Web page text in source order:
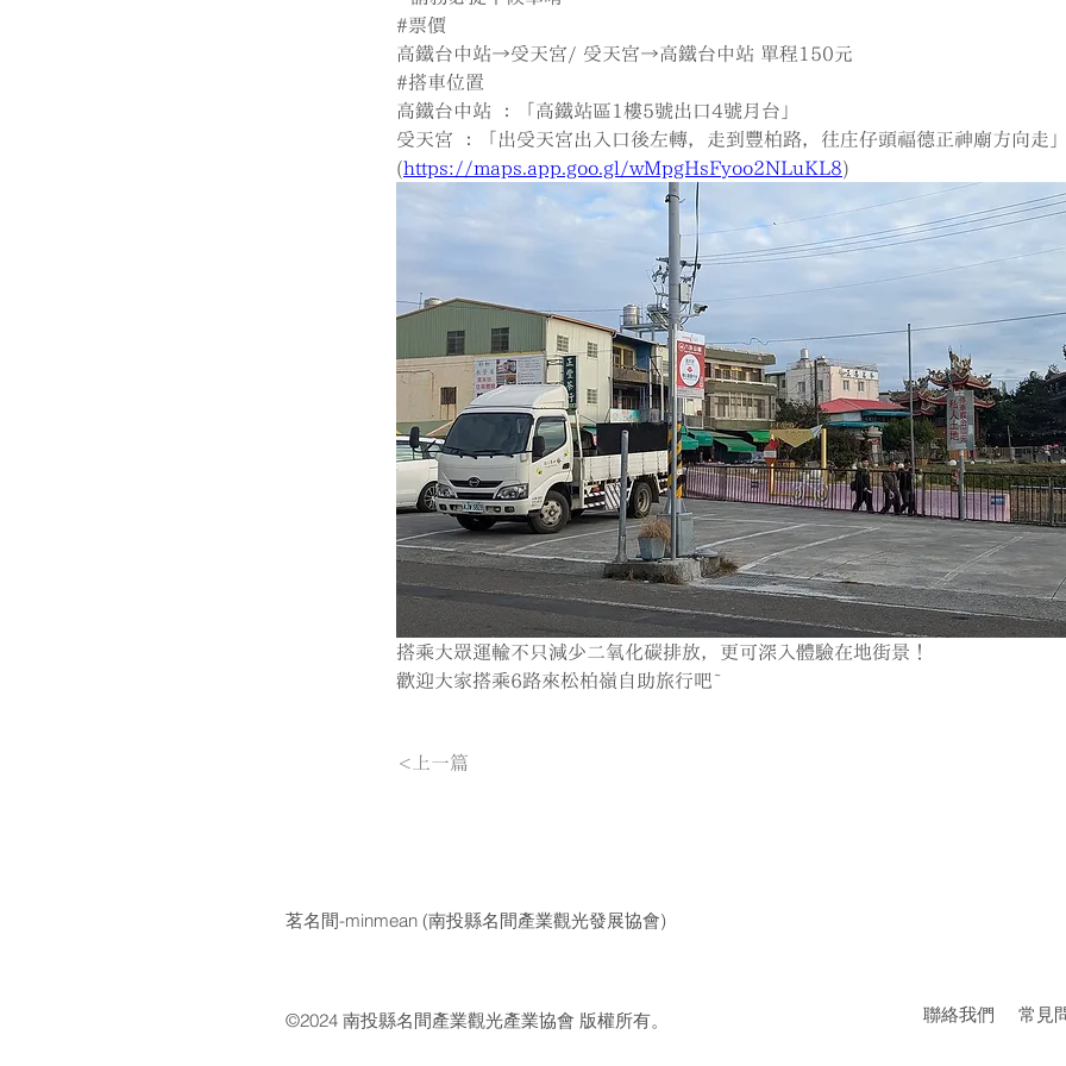
#票價
高鐵台中站→受天宮/ 受天宮→高鐵台中站 單程150元
#搭車位置
高鐵台中站 ：「高鐵站區1樓5號出口4號月台」
受天宮 ：「出受天宮出入口後左轉，走到豐柏路，往庄仔頭福德正神廟方向走
(https://maps.app.goo.gl/wMpgHsFyoo2NLuKL8)
搭乘大眾運輸不只減少二氧化碳排放，更可深入體驗在地街景！
歡迎大家搭乘6路來松柏嶺自助旅行吧~
<上一篇
茗名間-minmean (南投縣名間產業觀光發展協會)
​聯絡我們 常見
©2024 南投縣名間產業觀光產業協會 版權所有。